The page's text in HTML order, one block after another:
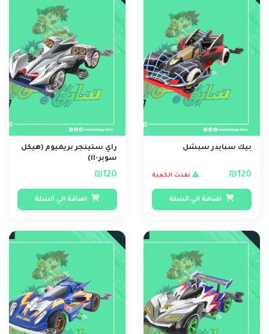
بيك سبايدر سبشل
₪120 نفذت الكمية
اضافة الي السلة
راي ستينجر بريميوم (هيكل
سوبر-II)
₪120
اضافة الي السلة